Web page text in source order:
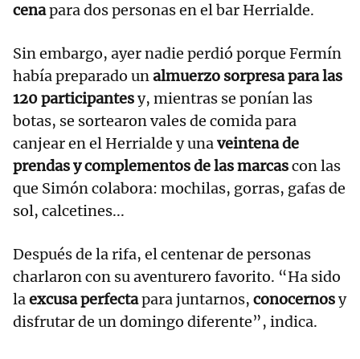
cenapara dos personas en el bar Herrialde.
Sin embargo, ayer nadie perdió porque Fermín
había preparado unalmuerzo sorpresa para las
120 participantesy, mientras se ponían las
botas, se sortearon vales de comida para
canjear en el Herrialde y unaveintena de
prendas y complementos de las marcascon las
que Simón colabora: mochilas, gorras, gafas de
sol, calcetines...
Después de la rifa, el centenar de personas
charlaron con su aventurero favorito. “Ha sido
laexcusa perfectapara juntarnos, conocernosy
disfrutar de un domingo diferente”, indica.